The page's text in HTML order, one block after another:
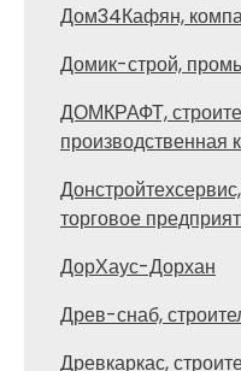
Дом34Кафян,
Домик-строй,
ДОМКРАФТ,
производственная
торговое
ДорХаус-Дорхан
Древ-снаб,
Древкаркас,